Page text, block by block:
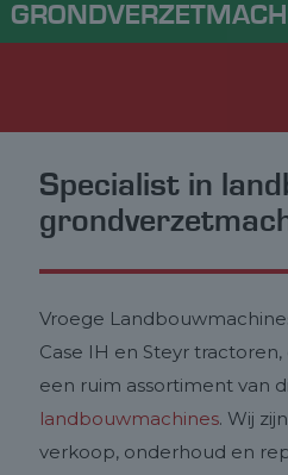
Specialist in
Vroege
Case IH en Steyr
een ruim assortiment van
landbouwmachines. Wij
verkoop, onderhoud en